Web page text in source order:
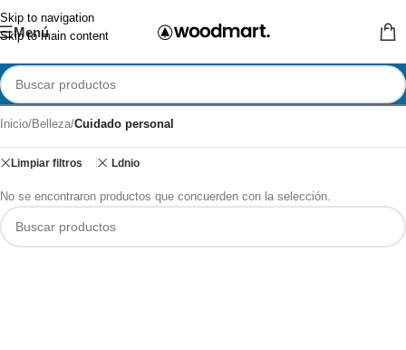
Skip to navigation
Skip to main content
Menú
Inicio/Belleza/Cuidado personal
Limpiar filtros Ldnio
No se encontraron productos que concuerden con la selección.